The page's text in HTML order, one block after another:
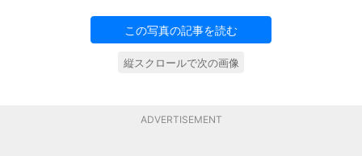
この写真の記事を読む
縦スクロールで次の画像
ADVERTISEMENT